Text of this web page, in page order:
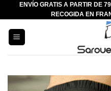
Saltar
al
contenido
ENVÍO GRATIS A PARTIR DE
RECOGIDA EN